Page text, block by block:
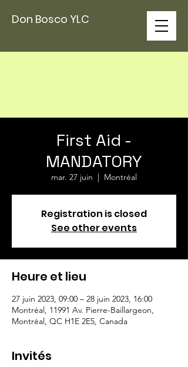
Don Bosco YLC
First Aid -
MANDATORY
mar. 27 juin
  |
Montréal
Registration is closed
See other events
Heure et lieu
27 juin 2023, 09:00 – 28 juin 2023, 16:00
Montréal, 11991 Av. Pierre-Baillargeon,
Montréal, QC H1E 2E5, Canada
Invités